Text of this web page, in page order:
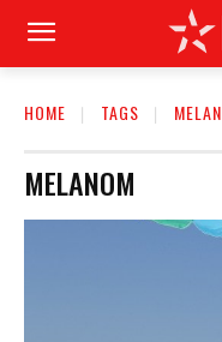
HOME TAGS
MELANOM